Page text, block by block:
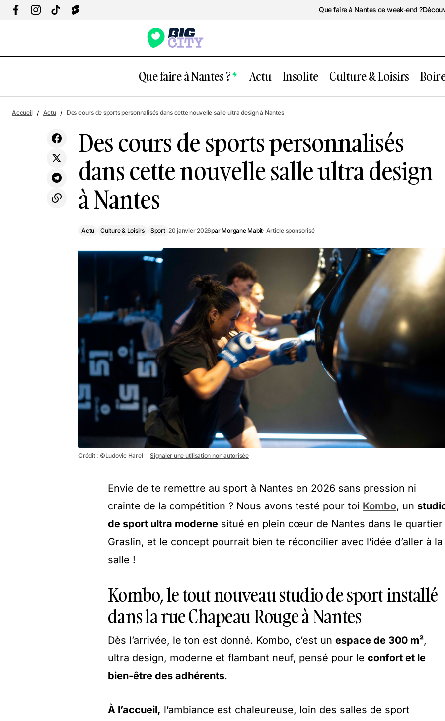
Que faire à Nantes ce week-end ?
Que faire à Nantes ? Actu Insolite Culture & Loisirs
Ambiance NBA, show et gros match :
une soirée basket XXL arrive à Nantes
Culture & Loisirs
Des cours de sports personnalisés dans
Accueil Actu Des cours de sports personnalisés dans cette nouvelle salle ultra design à Nantes
Des cours de sports personnalisés
dans cette nouvelle salle ultra design
à Nantes
Actu Culture & Loisirs Sport 20 janvier 2026par Morgane Mabit· Article sponsorisé
Crédit : ©Ludovic Harel － Signaler une utilisation non autorisée
Envie de te remettre au sport à Nantes en 2026 sans pression ni
crainte de la compétition ? Nous avons testé pour toi Kombo, un
de sport ultra moderne situé en plein cœur de Nantes dans le quartier
Graslin, et le concept pourrait bien te réconcilier avec l’idée d’aller à la
salle !
Kombo, le tout nouveau studio de sport installé
dans la rue Chapeau Rouge à Nantes
Dès l’arrivée, le ton est donné. Kombo, c’est un espace de 300 m²,
ultra design, moderne et flambant neuf, pensé pour le confort et le
bien-être des adhérents.
À l’accueil, l’ambiance est chaleureuse, loin des salles de sport